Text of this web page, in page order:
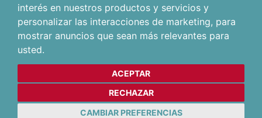
interés en nuestros productos y servicios y
personalizar las interacciones de marketing, para
mostrar anuncios que sean más relevantes para
usted.
ACEPTAR
RECHAZAR
CAMBIAR PREFERENCIAS